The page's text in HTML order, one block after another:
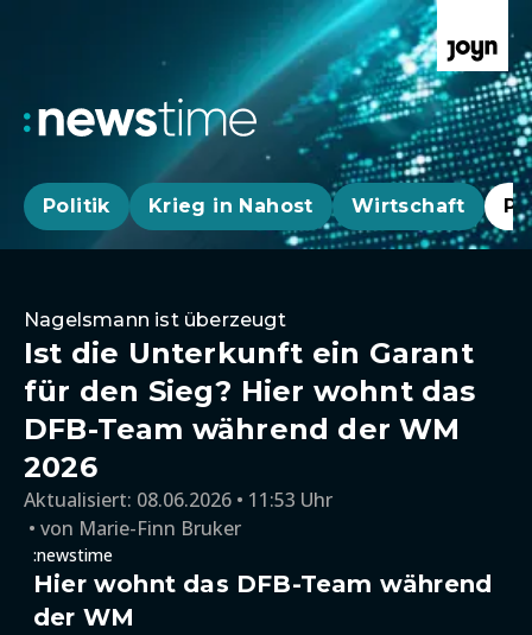
Politik Krieg in Nahost Wirtschaft
Nagelsmann ist überzeugt
Ist die Unterkunft ein Garant
für den Sieg? Hier wohnt das
DFB-Team während der WM
2026
Aktualisiert: 08.06.2026 • 11:53 Uhr
von Marie-Finn Bruker
:newstime
Hier wohnt das DFB-Team während
der WM